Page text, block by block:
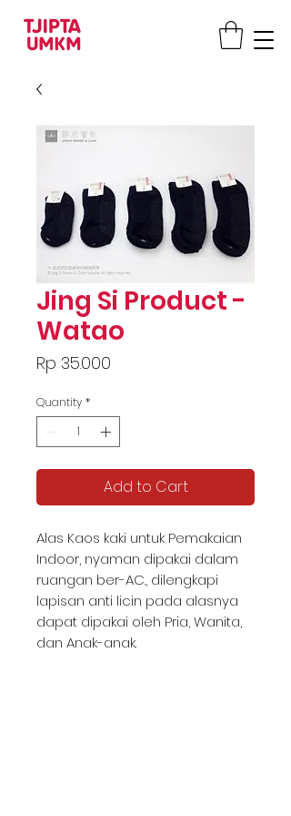
Jing Si Product -
Watao
Rp 35.000
Quantity *
Add to Cart
Alas Kaos kaki untuk Pemakaian
Indoor, nyaman dipakai dalam
ruangan ber-AC., dilengkapi
lapisan anti licin pada alasnya
dapat dipakai oleh Pria, Wanita,
dan Anak-anak.